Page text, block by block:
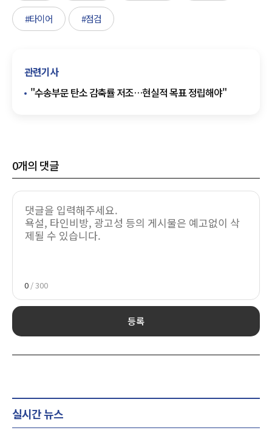
#타이어 #점검
관련기사
"수송부문 탄소 감축률 저조…현실적 목표 정립해야"
0개의 댓글
0 / 300
등록
실시간 뉴스